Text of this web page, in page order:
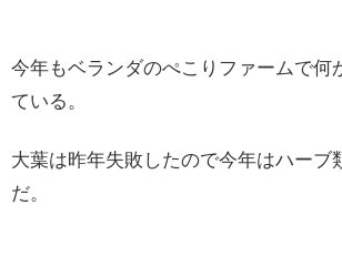
今年もベランダのぺこりファームで何
ている。
大葉は昨年失敗したので今年はハーブ
だ。